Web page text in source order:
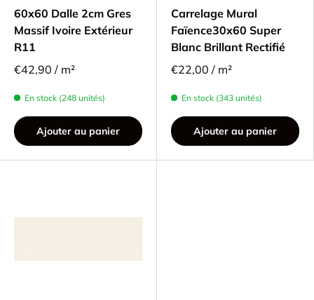
60x60 Dalle 2cm Gres
Massif Ivoire Extérieur
R11
€42,90 / m²
En stock (248 unités)
Ajouter au panier
Carrelage Mural
Faïence30x60 Super
Blanc Brillant Rectifié
€22,00 / m²
En stock (343 unités)
Ajouter au panier